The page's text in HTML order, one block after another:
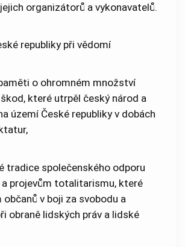
organizátorů a vykonavatelů.
republiky při vědomí
o ohromném množství
které utrpěl český národ a
území České republiky v dobách
tradice společenského odporu
projevům totalitarismu, které
občanů v boji za svobodu a
obraně lidských práv a lidské